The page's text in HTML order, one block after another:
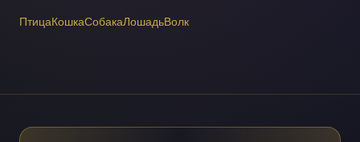
ПтицаКошкаСобакаЛошадьВолк